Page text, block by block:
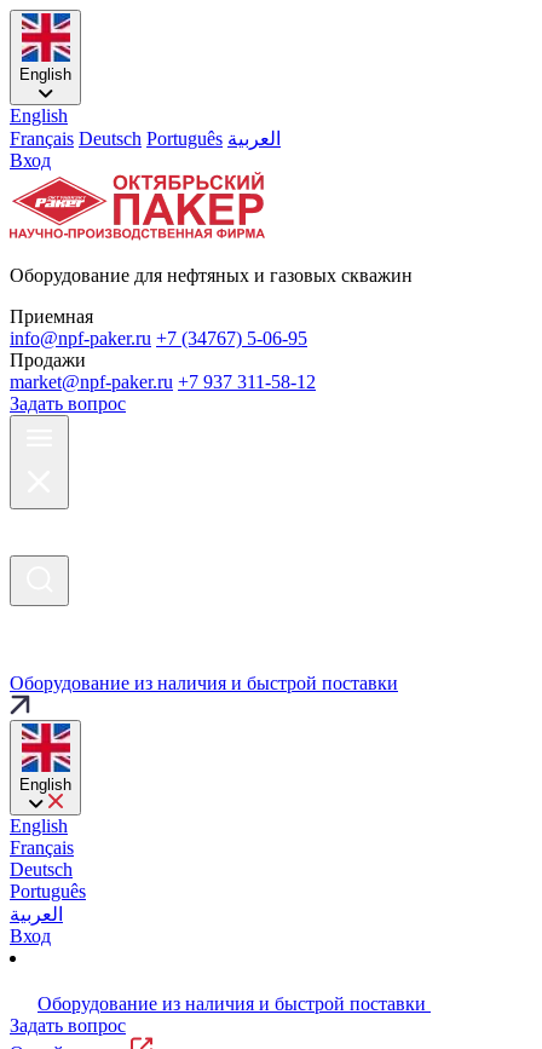
English
English
Français Deutsch Português العربية
Вход
Оборудование для нефтяных и газовых скважин
Приемная
info@npf-paker.ru +7 (34767) 5-06-95
Продажи
market@npf-paker.ru +7 937 311-58-12
Задать вопрос
Оборудование из наличия и быстрой поставки
English
English
Français
Deutsch
Português
العربية
Вход
Оборудование из наличия и быстрой поставки
Задать вопрос